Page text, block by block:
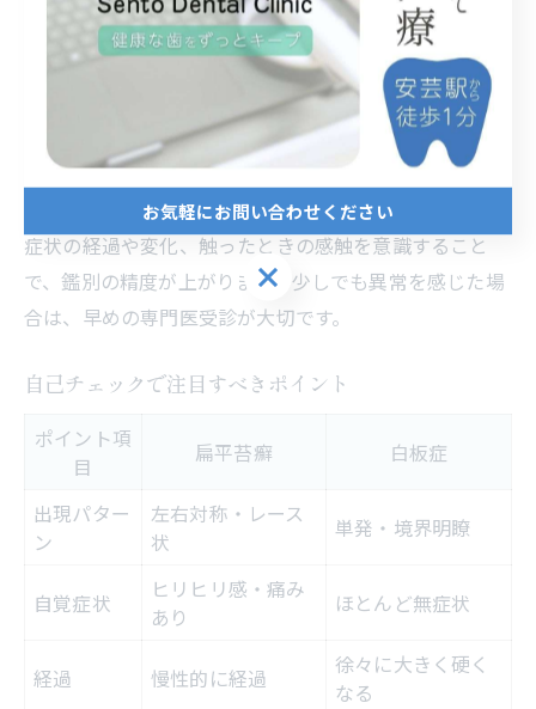
リヒリした痛みや違和感があります。
白板症は、境界明瞭な白斑で、通常は無痛ですが、表面
が硬くざらついた感じや、摩擦しても取れない点が特徴
です。扁平上皮癌の場合、表面のただれやしこり、出
血、急速な増大などが現れる場合があり、痛みや異物感
が強くなります。
症状の経過や変化、触ったときの感触を意識すること
で、鑑別の精度が上がります。少しでも異常を感じた場
合は、早めの専門医受診が大切です。
自己チェックで注目すべきポイント
ポイント項
目
扁平苔癬 白板症
出現パター
ン
左右対称・レース
状
単発・境界明瞭
自覚症状
ヒリヒリ感・痛み
あり
ほとんど無症状
経過 慢性的に経過
徐々に大きく硬く
なる
お気軽にお問い合わせください
お気軽にお問い合わせください